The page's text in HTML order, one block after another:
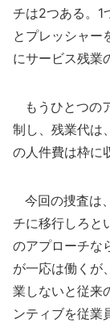
チは2つある。1
とプレッシャー
にサービス残業
もうひとつの
制し、残業代は
の人件費は枠に
今回の捜査は
チに移行しろと
のアプローチな
が一応は働くが
業しないと従来
ンティブを従業